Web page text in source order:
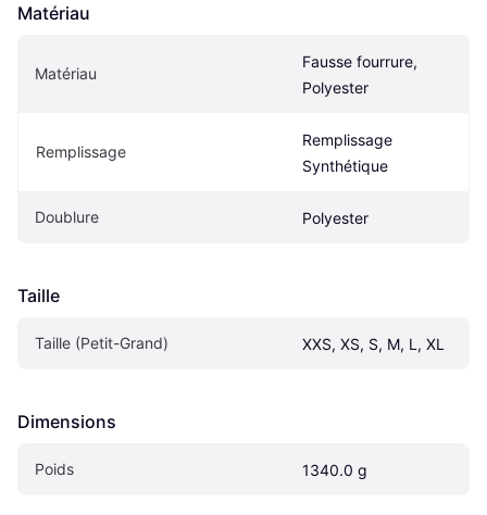
Matériau
Matériau
Fausse fourrure,
Polyester
Remplissage
Remplissage
Synthétique
Doublure Polyester
Taille
Taille (Petit-Grand) XXS, XS, S, M, L, XL
Dimensions
Poids 1340.0 g